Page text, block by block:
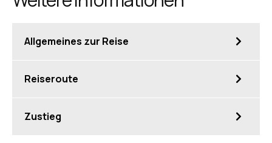
Allgemeines zur Reise
Reiseroute
Zustieg